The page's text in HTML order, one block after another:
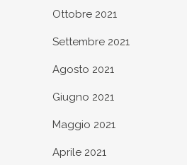
Ottobre 2021
Settembre 2021
Agosto 2021
Giugno 2021
Maggio 2021
Aprile 2021